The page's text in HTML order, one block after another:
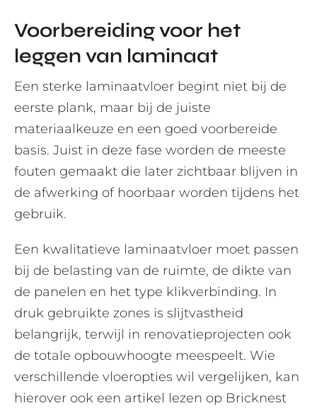
Voorbereiding voor het
leggen van laminaat
Een sterke laminaatvloer begint niet bij de
eerste plank, maar bij de juiste
materiaalkeuze en een goed voorbereide
basis. Juist in deze fase worden de meeste
fouten gemaakt die later zichtbaar blijven in
de afwerking of hoorbaar worden tijdens het
gebruik.
Een kwalitatieve laminaatvloer moet passen
bij de belasting van de ruimte, de dikte van
de panelen en het type klikverbinding. In
druk gebruikte zones is slijtvastheid
belangrijk, terwijl in renovatieprojecten ook
de totale opbouwhoogte meespeelt. Wie
verschillende vloeropties wil vergelijken, kan
hierover ook een artikel lezen op Bricknest